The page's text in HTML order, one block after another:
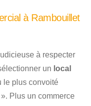
à Rambouillet
à respecter
un local
le plus convoité
Plus un commerce